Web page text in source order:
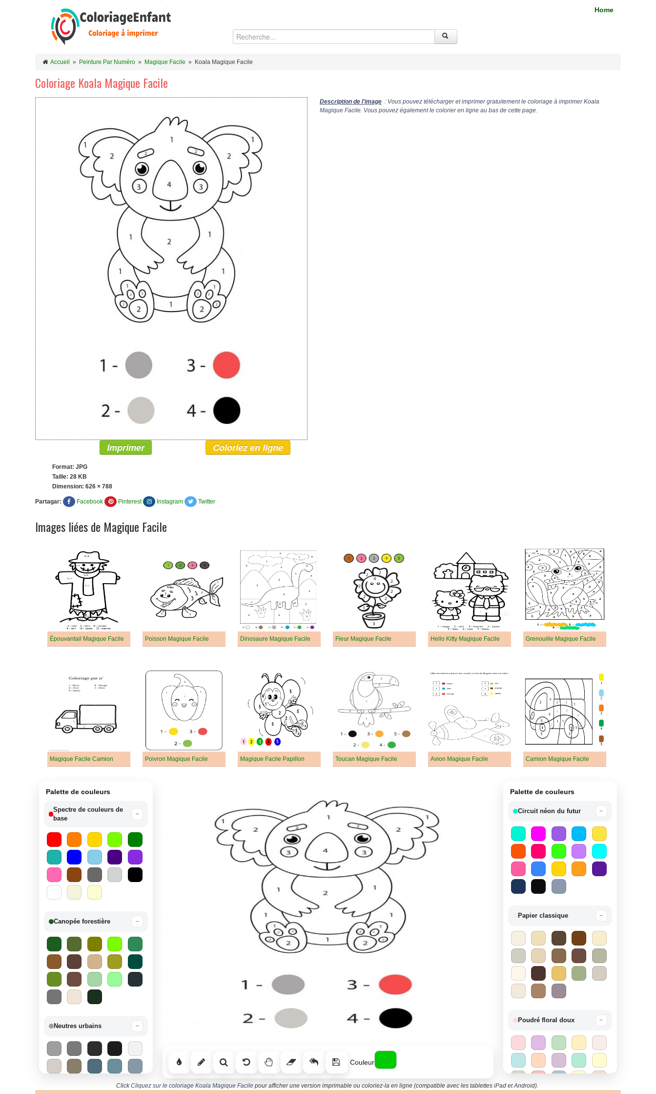
Home
Accueil » Peinture Par Numéro » Magique Facile » Koala Magique Facile
Coloriage Koala Magique Facile
Description de l'image : Vous pouvez télécharger et imprimer gratuitement le coloriage à imprimer Koala
Magique Facile. Vous pouvez également le colorier en ligne au bas de cette page.
Imprimer Coloriez en ligne
Format: JPG
Taille: 28 KB
Dimension: 626 × 788
Partagar: Facebook Pinterest Instagram Twitter
Images liées de Magique Facile
Épouvantail Magique Facile Poisson Magique Facile Dinosaure Magique Facile Fleur Magique Facile Hello Kitty Magique Facile Grenouille Magique Facile
Magique Facile Camion Poivron Magique Facile Magique Facile Papillon Toucan Magique Facile Avion Magique Facile Camion Magique Facile
Palette de couleurs
Spectre de couleurs de
base
−
Canopée forestière −
Neutres urbains −
Couleur
Palette de couleurs
Circuit néon du futur −
Papier classique −
Poudré floral doux −
ClickCliquez sur le coloriage Koala Magique Facile pour afficher une version imprimable ou coloriez-la en ligne (compatible avec les tablettes iPad et Android).